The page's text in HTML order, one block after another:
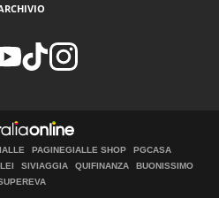
PAGINEGIALLE SHOP
PGCASA
SIVIAGGIA QUIFINANZA
BUONISSIMO